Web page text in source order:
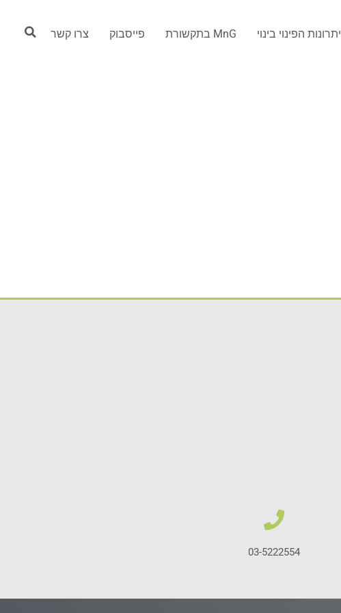
יתרונות הפינוי בינוי MnG בתקשורת פייסבוק צרו קשר
03-5222554